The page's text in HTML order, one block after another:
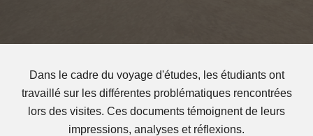
Dans le cadre du voyage d'études, les étudiants ont
travaillé sur les différentes problématiques rencontrées
lors des visites. Ces documents témoignent de leurs
impressions, analyses et réflexions.